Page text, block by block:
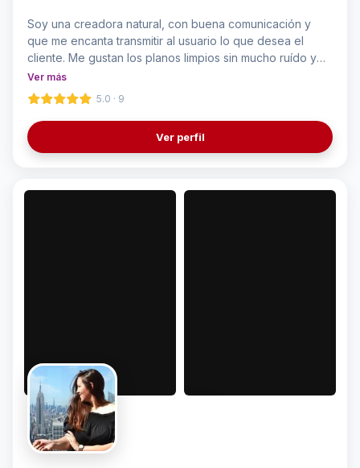
Soy una creadora natural, con buena comunicación y
que me encanta transmitir al usuario lo que desea el
cliente. Me gustan los planos limpios sin mucho ruído y
amo la edición.
Ver más
5.0 · 9
Ver perfil